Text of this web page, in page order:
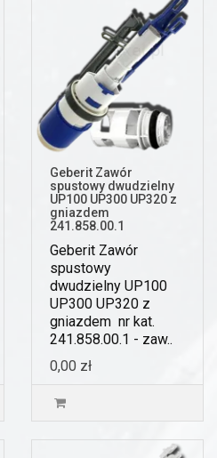
Geberit Zawór
spustowy dwudzielny
UP100 UP300 UP320 z
gniazdem
241.858.00.1
Geberit Zawór
spustowy
dwudzielny UP100
UP300 UP320 z
gniazdem nr kat.
241.858.00.1 - zaw..
0,00 zł